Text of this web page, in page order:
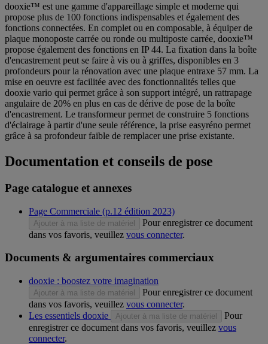
dooxie™ est une gamme d'appareillage simple et moderne qui
propose plus de 100 fonctions indispensables et également des
fonctions connectées. En complet ou en composable, à équiper de
plaque monoposte carrée ou ronde ou multiposte carrée, dooxie™
propose également des fonctions en IP 44. La fixation dans la boîte
d'encastrement peut se faire à vis ou à griffes, disponibles en 3
profondeurs pour la rénovation avec une plaque entraxe 57 mm. La
mise en oeuvre est facilitée avec des fonctionnalités telles que
dooxie vario qui permet grâce à son support intégré, un rattrapage
angulaire de 20% en plus en cas de dérive de pose de la boîte
d'encastrement. Le transformeur permet de construire 5 fonctions
d'éclairage à partir d'une seule référence, la prise easyréno permet
grâce à sa profondeur faible de remplacer une prise existante.
Documentation et conseils de pose
Page catalogue et annexes
Page Commerciale (p.12 édition 2023)
Ajouter à ma liste de matériel
Pour enregistrer ce document
dans vos favoris, veuillez vous connecter.
Documents & argumentaires commerciaux
dooxie : boostez votre imagination
Ajouter à ma liste de matériel
Pour enregistrer ce document
dans vos favoris, veuillez vous connecter.
Les essentiels dooxie
Ajouter à ma liste de matériel
Pour
enregistrer ce document dans vos favoris, veuillez vous
connecter.